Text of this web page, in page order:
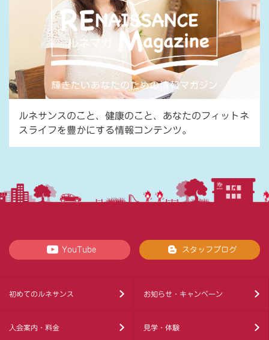
ルネサンスのこと、健康のこと、あなたのフィットネ
スライフを豊かにする情報コンテンツ。
YouTube スタッフブログ
初めてのルネサンス お知らせ・キャンペーン
入会案内・料金 見学・体験